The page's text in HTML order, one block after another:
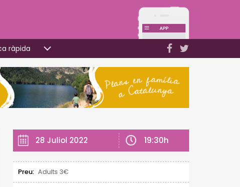
ràpida
28 Juliol 2022 19:30h
Preu: Adults 3€